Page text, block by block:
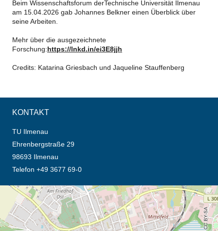
Beim Wissenschaftsforum derTechnische Universität Ilmenau
am 15.04.2026 gab Johannes Belkner einen Überblick über
seine Arbeiten.
Mehr über die ausgezeichnete
Forschung:https://lnkd.in/ei3E8jjh
Credits: Katarina Griesbach und Jaqueline Stauffenberg
KONTAKT
TU Ilmenau
Ehrenbergstraße 29
98693 Ilmenau
Telefon +49 3677 69-0
Öffnet die Anfahrtsbeschreibung in neuem Tab (Karte)